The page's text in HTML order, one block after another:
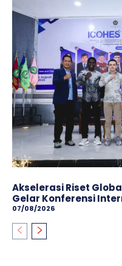
Akselerasi Riset
Gelar Konferensi
07/08/2026